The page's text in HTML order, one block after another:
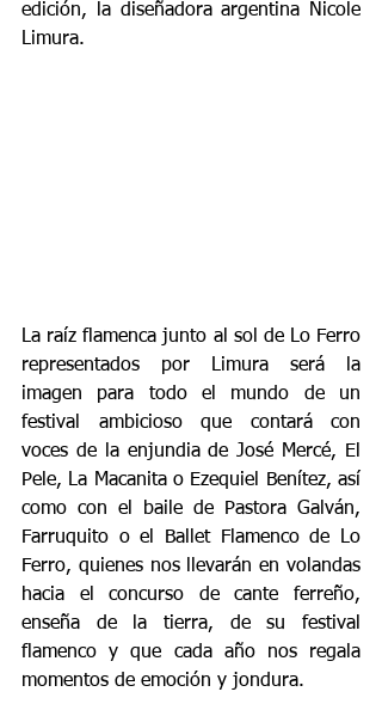
edición, la diseñadora argentina Nicole
Limura.
La raíz flamenca junto al sol de Lo Ferro
representados por Limura será la
imagen para todo el mundo de un
festival ambicioso que contará con
voces de la enjundia de José Mercé, El
Pele, La Macanita o Ezequiel Benítez, así
como con el baile de Pastora Galván,
Farruquito o el Ballet Flamenco de Lo
Ferro, quienes nos llevarán en volandas
hacia el concurso de cante ferreño,
enseña de la tierra, de su festival
flamenco y que cada año nos regala
momentos de emoción y jondura.